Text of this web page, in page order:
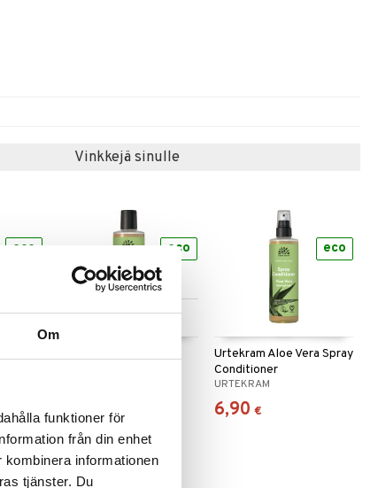
Om
funktioner för
från din enhet
informationen
tjänster. Du
Vinkkejä sinulle
eco
Saatavana useana
alk. 6,90
eco
Urtekram Aloe Vera Spray
Conditioner
URTEKRAM
6,90 €
eco